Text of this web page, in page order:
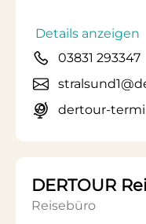
Details anzeigen
03831 293347
dertour-
DERTOUR
Reisebüro